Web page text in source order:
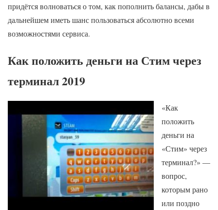
придётся волноваться о том, как пополнить балансы, дабы в
дальнейшем иметь шанс пользоваться абсолютно всеми
возможностями сервиса.
Как положить деньги на Стим через
терминал 2019
«Как
положить
деньги на
«Стим» через
терминал?» —
вопрос,
которым рано
или поздно